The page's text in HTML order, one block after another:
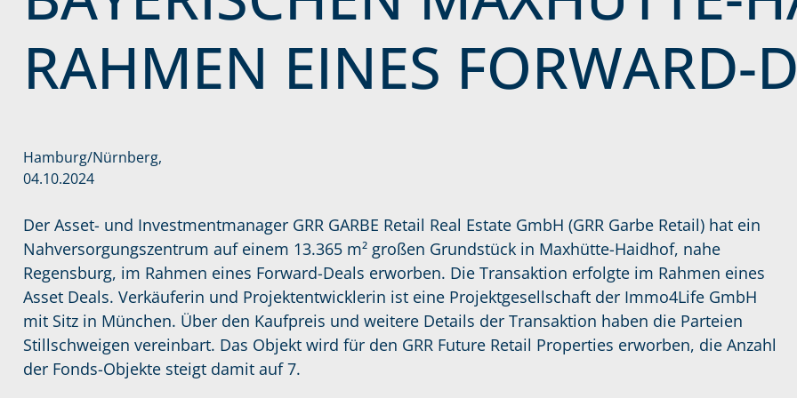
RAHMEN EINES FORWARD-
Hamburg/Nürnberg,
04.10.2024
Der Asset- und Investmentmanager GRR GARBE Retail Real Estate GmbH (GRR Garbe Retail) hat ein
Nahversorgungszentrum auf einem 13.365 m² großen Grundstück in Maxhütte-Haidhof, nahe
Regensburg, im Rahmen eines Forward-Deals erworben. Die Transaktion erfolgte im Rahmen eines
Asset Deals. Verkäuferin und Projektentwicklerin ist eine Projektgesellschaft der Immo4Life GmbH
mit Sitz in München. Über den Kaufpreis und weitere Details der Transaktion haben die Parteien
Stillschweigen vereinbart. Das Objekt wird für den GRR Future Retail Properties erworben, die Anzahl
der Fonds-Objekte steigt damit auf 7.